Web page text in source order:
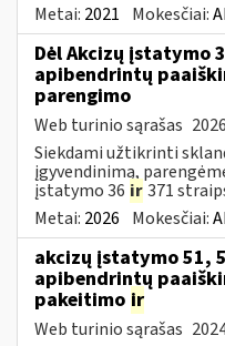
Metai: 2021 Mokesčiai:
Dėl Akcizų įstatymo
apibendrintų
parengimo
Web turinio sąrašas
Siekdami užtikrinti
įgyvendinimą,
įstatymo 36 ir371
Metai: 2026 Mokesčiai:
akcizų įstatymo 51,
apibendrintų
pakeitimo ir
Web turinio sąrašas